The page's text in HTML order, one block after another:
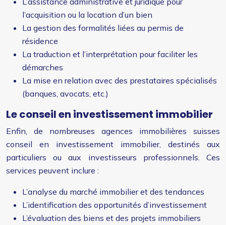
l’acquisition ou la location d’un bien
La gestion des formalités liées au permis de
résidence
La traduction et l’interprétation pour faciliter les
démarches
La mise en relation avec des prestataires spécialisés
(banques, avocats, etc.)
Le conseil en investissement immobilier
Enfin, de nombreuses agences immobilières suisses
conseil en investissement immobilier, destinés aux
particuliers ou aux investisseurs professionnels. Ces
services peuvent inclure :
L’analyse du marché immobilier et des tendances
L’identification des opportunités d’investissement
L’évaluation des biens et des projets immobiliers